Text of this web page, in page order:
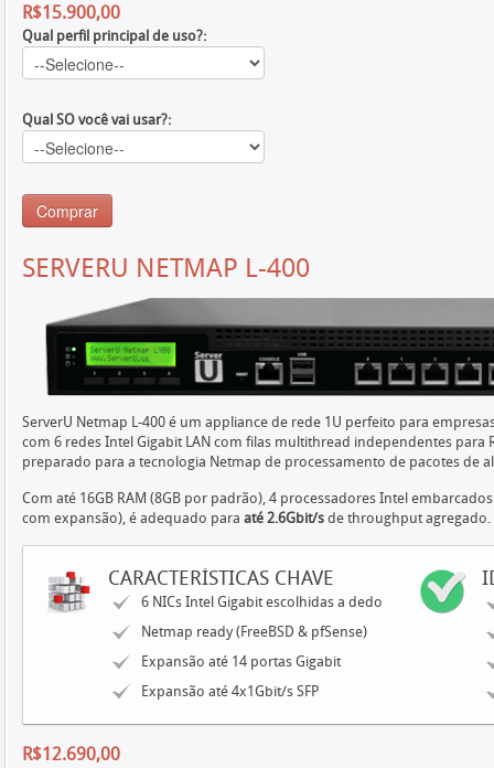
R$15.900,00
Qual perfil principal de uso?:
Qual SO você vai usar?:
SERVERU NETMAP L-400
ServerU Netmap L-400 é um appliance de rede 1U perfeito para
com 6 redes Intel Gigabit LAN com filas multithread independentes para
preparado para a tecnologia Netmap de processamento de pacotes de
Com até 16GB RAM (8GB por padrão), 4 processadores Intel
com expansão), é adequado para até 2.6Gbit/s de throughput
CARACTERÍSTICAS CHAVE
6 NICs Intel Gigabit escolhidas a dedo
Netmap ready (FreeBSD & pfSense)
Expansão até 14 portas Gigabit
Expansão até 4x1Gbit/s SFP
R$12.690,00